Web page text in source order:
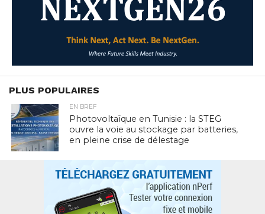
PLUS POPULAIRES
EN BREF
Photovoltaïque en Tunisie : la STEG
ouvre la voie au stockage par batteries,
en pleine crise de délestage